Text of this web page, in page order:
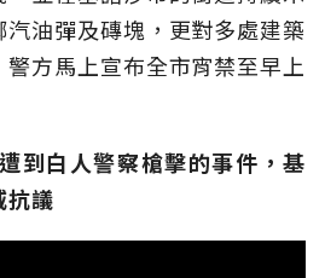
油彈及磚塊，更對多處建築
方馬上宣布全市宵禁至早上
到白人警察槍擊的事件，基
抗議